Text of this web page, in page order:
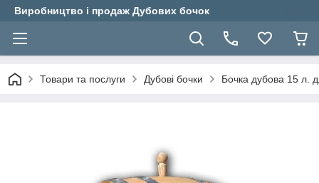
Виробництво і продаж Дубових бочок
Товари та послуги Дубові бочки Бочка дубова 15 л.